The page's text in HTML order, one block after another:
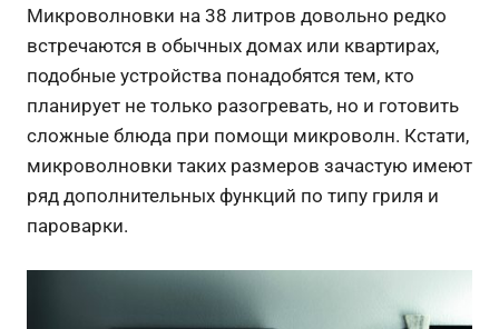
Микроволновки на 38 литров довольно редко
встречаются в обычных домах или квартирах,
подобные устройства понадобятся тем, кто
планирует не только разогревать, но и готовить
сложные блюда при помощи микроволн. Кстати,
микроволновки таких размеров зачастую имеют
ряд дополнительных функций по типу гриля и
пароварки.